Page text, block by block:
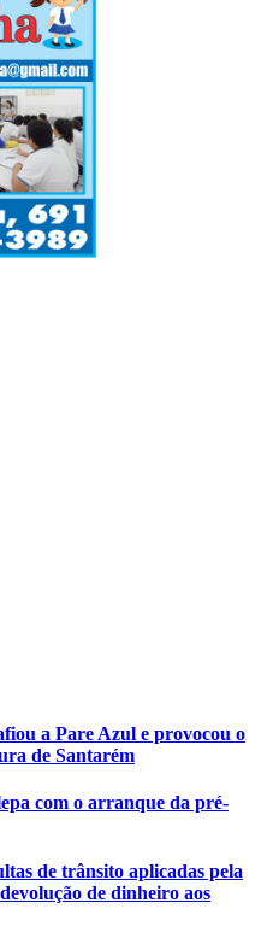
a Pare Azul e provocou o
de Santarém
com o arranque da pré-
de trânsito aplicadas pela
de dinheiro aos